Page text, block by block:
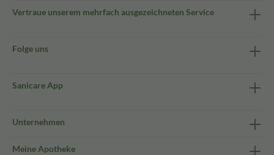
Vertraue unserem mehrfach ausgezeichneten Service
Folge uns
Sanicare App
Unternehmen
Meine Apotheke